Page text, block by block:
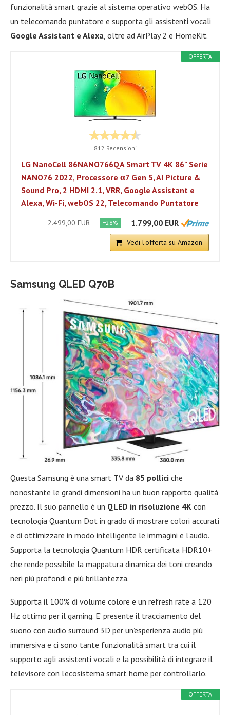
funzionalità smart grazie al sistema operativo webOS. Ha
un telecomando puntatore e supporta gli assistenti vocali
Google Assistant e Alexa , oltre ad AirPlay 2 e HomeKit.
OFFERTA
812 Recensioni
LG NanoCell 86NANO766QA Smart TV 4K 86" Serie
NANO76 2022, Processore α7 Gen 5, AI Picture &
Sound Pro, 2 HDMI 2.1, VRR, Google Assistant e
Alexa, Wi-Fi, webOS 22, Telecomando Puntatore
2.499,00 EUR −28% 1.799,00 EUR
Vedi l'offerta su Amazon
Samsung QLED Q70B
Questa Samsung è una smart TV da 85 pollici che
nonostante le grandi dimensioni ha un buon rapporto qualità
prezzo. Il suo pannello è un QLED in risoluzione 4K con
tecnologia Quantum Dot in grado di mostrare colori accurati
e di ottimizzare in modo intelligente le immagini e l’audio.
Supporta la tecnologia Quantum HDR certificata HDR10+
che rende possibile la mappatura dinamica dei toni creando
neri più profondi e più brillantezza.
Supporta il 100% di volume colore e un refresh rate a 120
Hz ottimo per il gaming. E’ presente il tracciamento del
suono con audio surround 3D per un’esperienza audio più
immersiva e ci sono tante funzionalità smart tra cui il
supporto agli assistenti vocali e la possibilità di integrare il
televisore con l’ecosistema smart home per controllarlo.
OFFERTA